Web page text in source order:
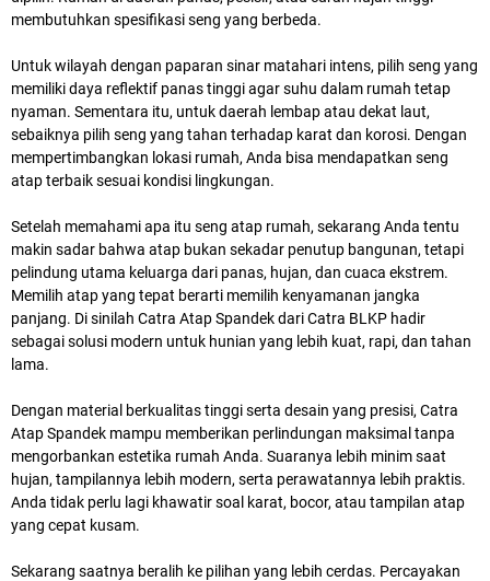
membutuhkan spesifikasi seng yang berbeda.
Untuk wilayah dengan paparan sinar matahari intens, pilih seng yang
memiliki daya reflektif panas tinggi agar suhu dalam rumah tetap
nyaman. Sementara itu, untuk daerah lembap atau dekat laut,
sebaiknya pilih seng yang tahan terhadap karat dan korosi. Dengan
mempertimbangkan lokasi rumah, Anda bisa mendapatkan seng
atap terbaik sesuai kondisi lingkungan.
Setelah memahami apa itu seng atap rumah, sekarang Anda tentu
makin sadar bahwa atap bukan sekadar penutup bangunan, tetapi
pelindung utama keluarga dari panas, hujan, dan cuaca ekstrem.
Memilih atap yang tepat berarti memilih kenyamanan jangka
panjang. Di sinilah Catra Atap Spandek dari Catra BLKP hadir
sebagai solusi modern untuk hunian yang lebih kuat, rapi, dan tahan
lama.
Dengan material berkualitas tinggi serta desain yang presisi, Catra
Atap Spandek mampu memberikan perlindungan maksimal tanpa
mengorbankan estetika rumah Anda. Suaranya lebih minim saat
hujan, tampilannya lebih modern, serta perawatannya lebih praktis.
Anda tidak perlu lagi khawatir soal karat, bocor, atau tampilan atap
yang cepat kusam.
Sekarang saatnya beralih ke pilihan yang lebih cerdas. Percayakan